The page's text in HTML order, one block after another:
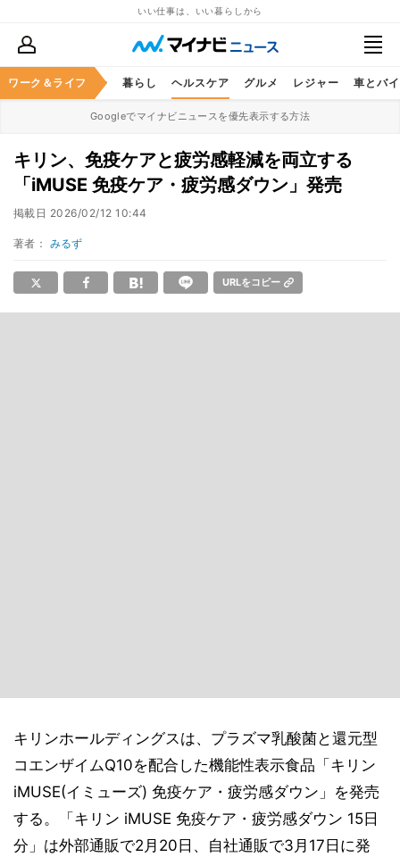
いい仕事は、いい暮らしから
ワーク＆ライフ
ススキル マネー 暮らし ヘルスケア グルメ レジャー 車とバ
Googleでマイナビニュースを優先表示する方法
キリン、免疫ケアと疲労感軽減を両立する
「iMUSE 免疫ケア・疲労感ダウン」発売
掲載日 2026/02/12 10:44
著者： みるず
URLをコピー
キリンホールディングスは、プラズマ乳酸菌と還元型
コエンザイムQ10を配合した機能性表示食品「キリン
iMUSE(イミューズ) 免疫ケア・疲労感ダウン」を発売
する。「キリン iMUSE 免疫ケア・疲労感ダウン 15日
分」は外部通販で2月20日、自社通販で3月17日に発